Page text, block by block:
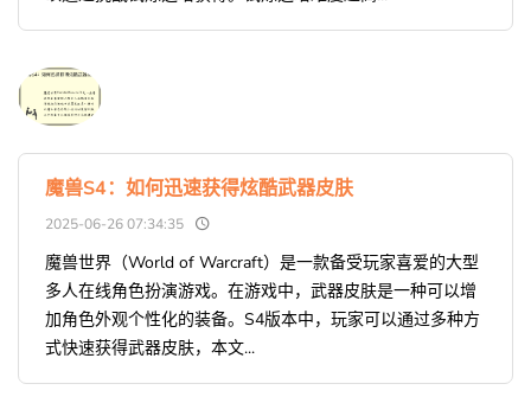
魔兽S4：如何迅速获得炫酷武器皮肤
2025-06-26 07:34:35
魔兽世界（World of Warcraft）是一款备受玩家喜爱的大型
多人在线角色扮演游戏。在游戏中，武器皮肤是一种可以增
加角色外观个性化的装备。S4版本中，玩家可以通过多种方
式快速获得武器皮肤，本文...